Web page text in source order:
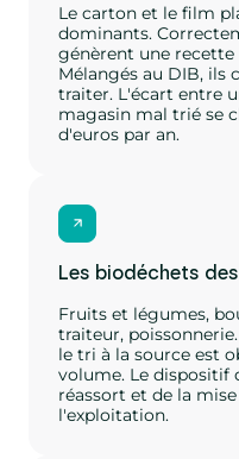
Le carton et le film
dominants.
génèrent une
Mélangés au DIB, ils
traiter. L'écart entre
magasin mal trié se
d'euros par an.
Les biodéchets
Fruits et légumes,
traiteur,
le tri à la source est
volume. Le
réassort et de la
l'exploitation.